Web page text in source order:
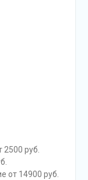
руб.
от 14900 руб.